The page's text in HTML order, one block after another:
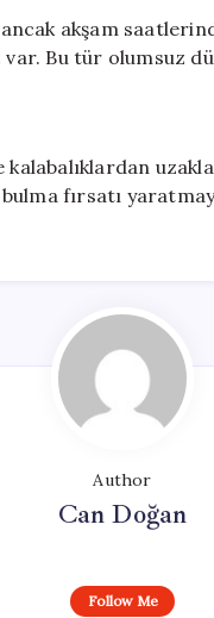
akşam
Bu tür olumsuz
fırsatı
Author
Can Doğan
Follow Me